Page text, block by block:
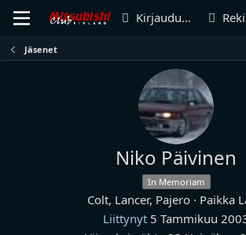
Kirjaudu sisään
Jäsenet
Niko Päivinen
In Memoriam
Colt, Lancer, Pajero · Paikka
Liittynyt 5 Tammikuu